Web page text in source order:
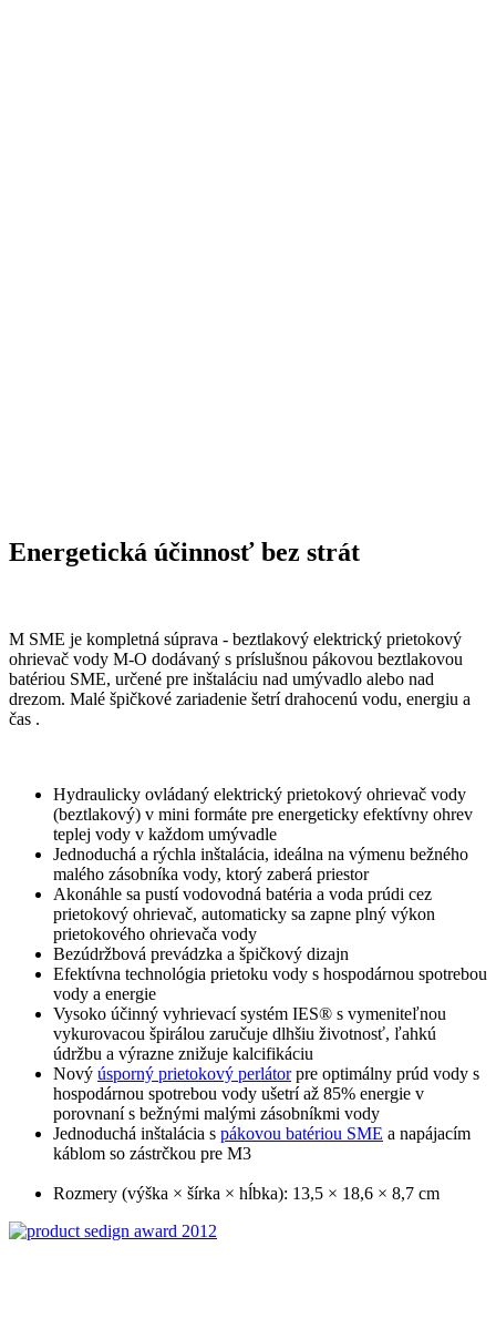
Energetická účinnosť bez strát
M SME je kompletná súprava - beztlakový elektrický prietokový
ohrievač vody M-O dodávaný s príslušnou pákovou beztlakovou
batériou SME, určené pre inštaláciu nad umývadlo alebo nad
drezom. Malé špičkové zariadenie šetrí drahocenú vodu, energiu a
čas .
Hydraulicky ovládaný elektrický prietokový ohrievač vody
(beztlakový) v mini formáte pre energeticky efektívny ohrev
teplej vody v každom umývadle
Jednoduchá a rýchla inštalácia, ideálna na výmenu bežného
malého zásobníka vody, ktorý zaberá priestor
Akonáhle sa pustí vodovodná batéria a voda prúdi cez
prietokový ohrievač, automaticky sa zapne plný výkon
prietokového ohrievača vody
Bezúdržbová prevádzka a špičkový dizajn
Efektívna technológia prietoku vody s hospodárnou spotrebou
vody a energie
Vysoko účinný vyhrievací systém IES® s vymeniteľnou
vykurovacou špirálou zaručuje dlhšiu životnosť, ľahkú
údržbu a výrazne znižuje kalcifikáciu
Nový úsporný prietokový perlátorpre optimálny prúd vody s
hospodárnou spotrebou vody ušetrí až 85% energie v
porovnaní s bežnými malými zásobníkmi vody
Jednoduchá inštalácia s pákovou batériou SME a napájacím
káblom so zástrčkou pre M3
Rozmery (výška × šírka × hĺbka): 13,5 × 18,6 × 8,7 cm